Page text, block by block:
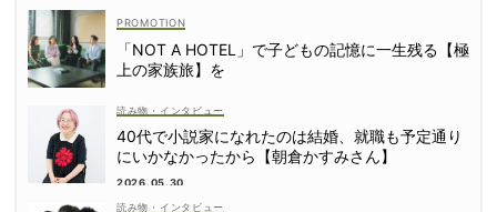
「NOT A HOTEL」で子どもの記憶に一生残る【極
上の家族旅】を
読み物・インタビュー
40代で小説家になれたのは結婚、就職も予定通り
にいかなかったから【朝倉かすみさん】
2026.05.30
読み物・インタビュー